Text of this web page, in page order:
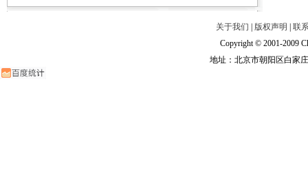
关于我们 版权声明
联
Copyright © 2001-2009
地址：北京市朝阳区白家